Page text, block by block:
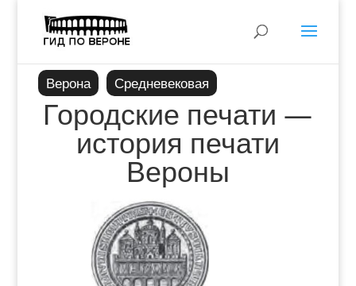
Верона Средневековая
Городские печати —
история печати
Вероны